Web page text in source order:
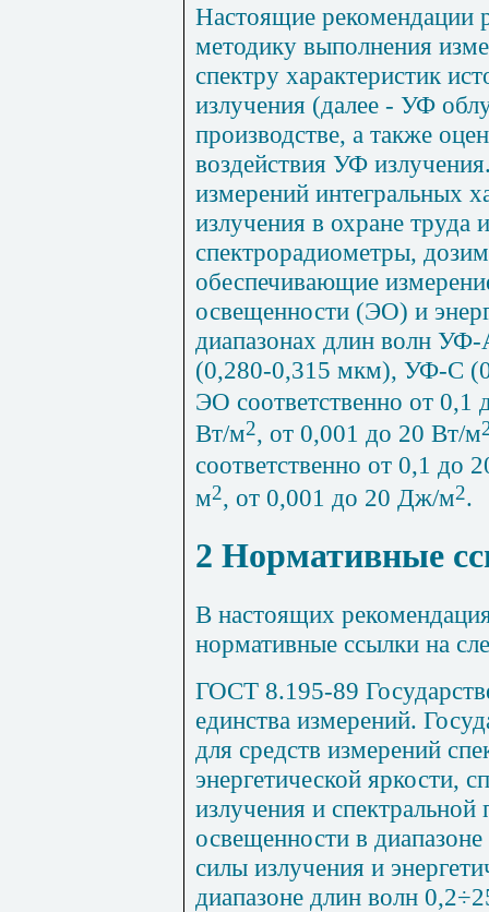
Настоящие рекомендации
методику выполнения
спектру характеристик
излучения (далее - УФ
производстве, а также
воздействия УФ излучения
измерений интегральных
излучения в охране труда
спектрорадиометры,
обеспечивающие
освещенности (ЭО) и
диапазонах длин волн УФ-
(0,280-0,315 мкм), УФ-С
ЭО соответственно от 0,1
Вт/м2, от 0,001 до 20 Вт/м
соответственно от 0,1 до
м2, от 0,001 до 20 Дж/м2.
2 Нормативные
В настоящих
нормативные ссылки на
ГОСТ 8.195-89
единства измерений.
для средств измерений
энергетической яркости,
излучения и спектральной
освещенности в
силы излучения и
диапазоне длин волн